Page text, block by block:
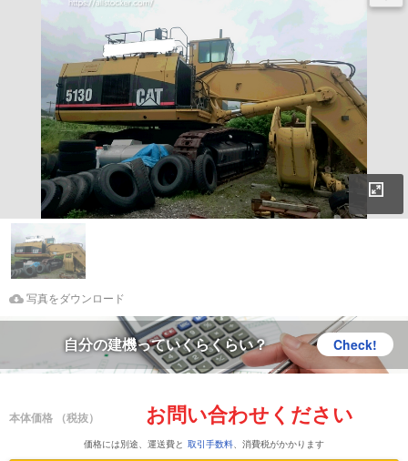
Download Images
写真をダウンロード
自分の建機っていくらくらい？ Check!
本体価格 （税抜） お問い合わせください
価格には別途、運送費と 取引手数料、消費税がかかります